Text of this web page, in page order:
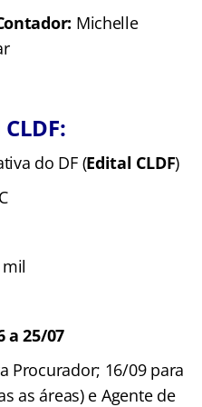
Michelle
do DF (Edital CLDF)
mil
a 25/07
Procurador; 16/09 para
as áreas) e Agente de